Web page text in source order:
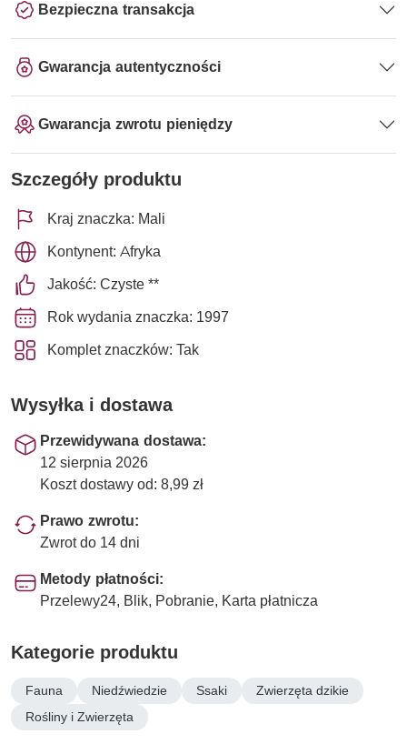
Bezpieczna transakcja
Gwarancja autentyczności
Gwarancja zwrotu pieniędzy
Szczegóły produktu
Kraj znaczka: Mali
Kontynent: Afryka
Jakość: Czyste **
Rok wydania znaczka: 1997
Komplet znaczków: Tak
Wysyłka i dostawa
Przewidywana dostawa:
12 sierpnia 2026
Koszt dostawy od: 8,99 zł
Prawo zwrotu:
Zwrot do 14 dni
Metody płatności:
Przelewy24, Blik, Pobranie, Karta płatnicza
Kategorie produktu
Fauna Niedźwiedzie Ssaki
Zwierzęta dzikie
Rośliny i Zwierzęta